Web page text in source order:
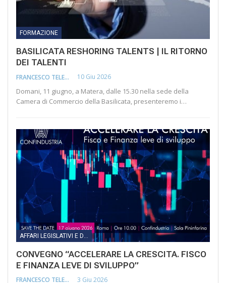
FORMAZIONE
BASILICATA RESHORING TALENTS | IL RITORNO
DEI TALENTI
FRANCESCO TELESCA 10 Giu 2026
Domani, 11 giugno, a Matera, dalle 15.30 nella sede della
Camera di Commercio della Basilicata, presenteremo i…
CONVEGNO “ACCELERARE LA CRESCITA. FISCO
E FINANZA LEVE DI SVILUPPO”
FRANCESCO TELESCA 3 Giu 2026